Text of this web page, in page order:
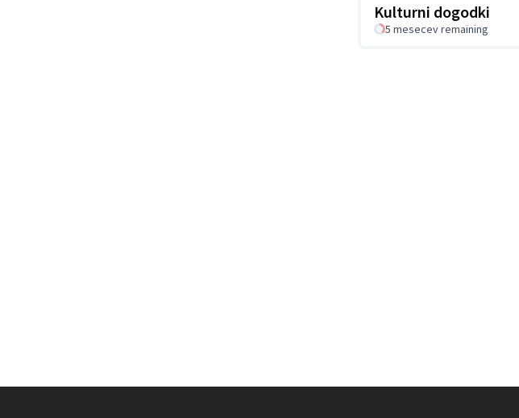
Kulturni dogodki
5 mesecev remaining